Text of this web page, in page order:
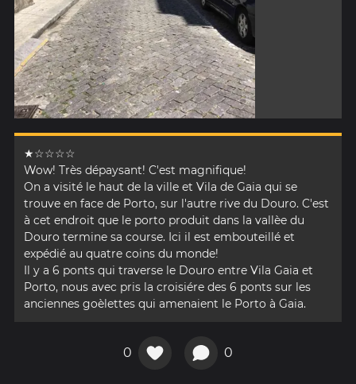
★☆☆☆☆
Wow! Très dépaysant! C'est magnifique!
On a visité le haut de la ville et Vila de Gaia qui se
trouve en face de Porto, sur l'autre rive du Douro. C'est
à cet endroit que le porto produit dans la vallèe du
Douro termine sa course. Ici il est embouteillé et
expédié au quatre coins du monde!
Il y a 6 ponts qui traverse le Douro entre Vila Gaia et
Porto, nous avec pris la croisiére des 6 ponts sur les
anciennes goèlettes qui amenaient le Porto à Gaia.
0 0